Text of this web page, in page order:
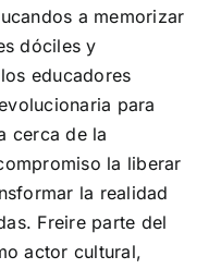
a memorizar
dóciles y
educadores
para
cerca de la
la liberar
la realidad
Freire parte del
actor cultural,